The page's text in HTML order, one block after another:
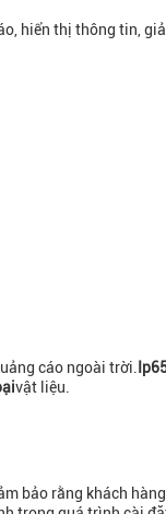
hiển thị thông tin,
cáo ngoài trời.
vật liệu.
bảo rằng khách